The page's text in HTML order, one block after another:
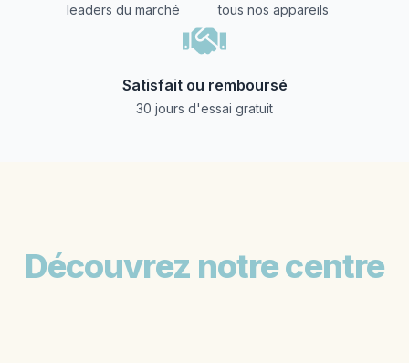
leaders du marché
tous nos appareils
Satisfait ou remboursé
30 jours d'essai gratuit
Découvrez notre centre